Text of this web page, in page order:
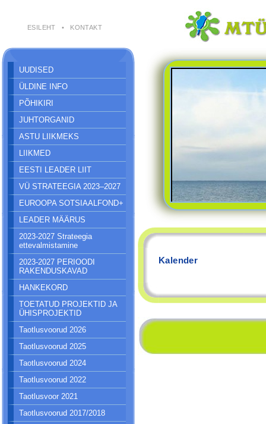
ESILEHT • KONTAKT
UUDISED
ÜLDINE INFO
PÕHIKIRI
JUHTORGANID
ASTU LIIKMEKS
LIIKMED
EESTI LEADER LIIT
VÜ STRATEEGIA 2023–2027
EUROOPA SOTSIAALFOND+
LEADER MÄÄRUS
2023-2027 Strateegia
ettevalmistamine
2023-2027 PERIOODI
RAKENDUSKAVAD
HANKEKORD
TOETATUD PROJEKTID JA
ÜHISPROJEKTID
Taotlusvoorud 2026
Taotlusvoorud 2025
Taotlusvoorud 2024
Taotlusvoorud 2022
Taotlusvoor 2021
Taotlusvoorud 2017/2018
Kalender